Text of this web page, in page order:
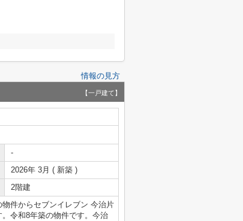
情報の見方
【一戸建て】
-
2026年 3月 ( 新築 )
2階建
件からセブンイレブン 今治片
令和8年築の物件です。今治